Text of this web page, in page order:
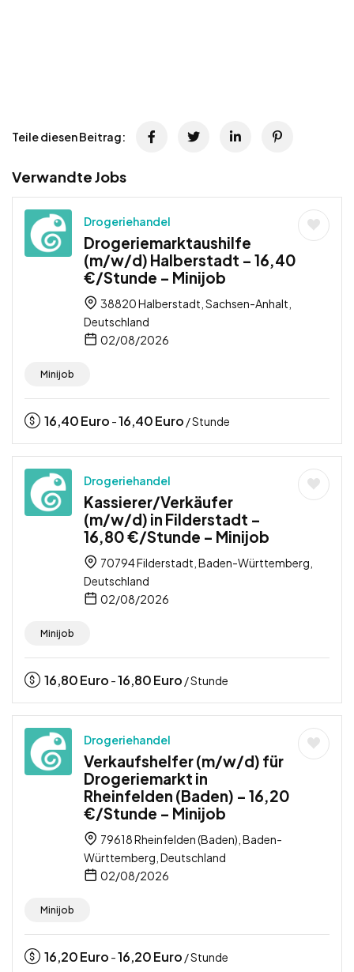
Teile diesen Beitrag:
Verwandte Jobs
Drogeriehandel
Drogeriemarktaushilfe
(m/w/d) Halberstadt – 16,40
€/Stunde – Minijob
38820 Halberstadt, Sachsen-Anhalt,
Deutschland
02/08/2026
Minijob
16,40Euro -16,40Euro / Stunde
Drogeriehandel
Kassierer/Verkäufer
(m/w/d) in Filderstadt –
16,80 €/Stunde – Minijob
70794 Filderstadt, Baden-Württemberg,
Deutschland
02/08/2026
Minijob
16,80Euro -16,80Euro / Stunde
Drogeriehandel
Verkaufshelfer (m/w/d) für
Drogeriemarkt in
Rheinfelden (Baden) – 16,20
€/Stunde – Minijob
79618 Rheinfelden (Baden), Baden-
Württemberg, Deutschland
02/08/2026
Minijob
16,20Euro -16,20Euro / Stunde